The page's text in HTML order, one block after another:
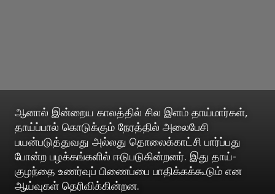
ஆனால் இன்றைய காலத்தில் சில இளம் தாய்மார்கள்,
தாய்ப்பால் கொடுக்கும் நேரத்தில் அலைபேசி
பயன்படுத்துவது அல்லது தொலைக்காட்சி பார்ப்பது
போன்ற பழக்கங்களில் ஈடுபடுகின்றனர். இது தாய்-
குழந்தை உணர்வுப் பிணைப்பை பாதிக்கக்கூடும் என
ஆய்வுகள் தெரிவிக்கின்றன.